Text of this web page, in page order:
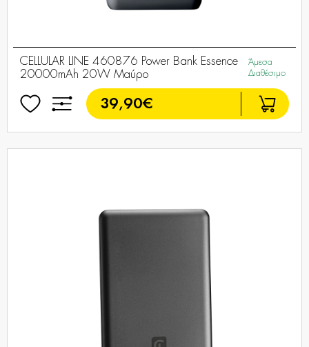
CELLULAR LINE 460876 Power Bank Essence
20000mAh 20W Μαύρο
Άμεσα
Διαθέσιμο
39,90€